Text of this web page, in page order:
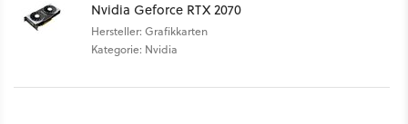
Nvidia Geforce RTX 2070
Hersteller: Grafikkarten
Kategorie: Nvidia